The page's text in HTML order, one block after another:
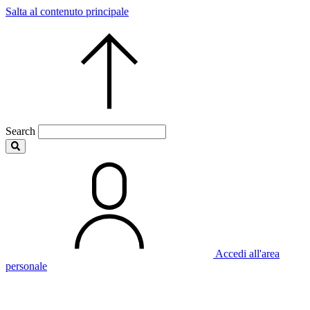
Salta al contenuto principale
Search
Accedi all'area
personale